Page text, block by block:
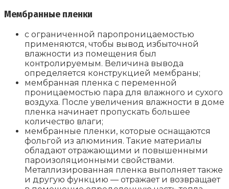
Мембранные пленки
с ограниченной паропроницаемостью
применяются, чтобы вывод избыточной
влажности из помещения был
контролируемым. Величина вывода
определяется конструкцией мембраны;
мембранная пленка с переменной
проницаемостью пара для влажного и сухого
воздуха. После увеличения влажности в доме
пленка начинает пропускать большее
количество влаги;
мембранные пленки, которые оснащаются
фольгой из алюминия. Такие материалы
обладают отражающими и повышенными
пароизоляционными свойствами.
Металлизированная пленка выполняет также
и другую функцию — отражает и возвращает